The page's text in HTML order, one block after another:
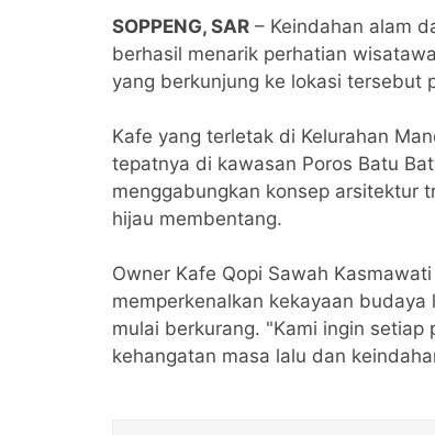
SOPPENG, SAR – Keindahan alam
berhasil menarik perhatian
yang berkunjung ke lokasi tersebut
Kafe yang terletak di Kelurahan
tepatnya di kawasan Poros Batu
menggabungkan konsep arsitektur
hijau membentang.
Owner Kafe Qopi Sawah
memperkenalkan kekayaan
mulai berkurang. "Kami ingin
kehangatan masa lalu dan